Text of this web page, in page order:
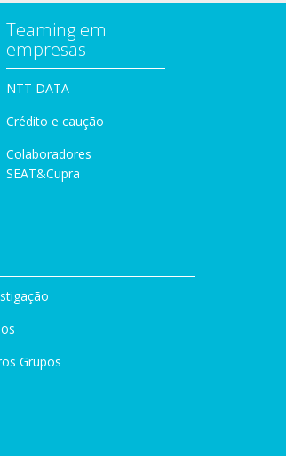
Teaming em
empresas
NTT DATA
Crédito e caução
Colaboradores
SEAT&Cupra
Grupos